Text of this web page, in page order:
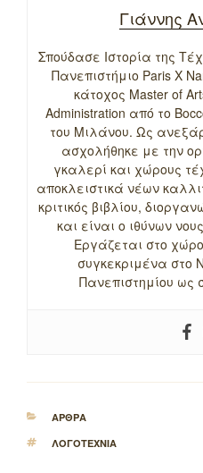
Γιάννης
Σπούδασε Ιστορία της
Πανεπιστήμιο Paris X
κάτοχος Master of
Administration από το
του Μιλάνου. Ως
ασχολήθηκε με την
γκαλερί και χώρους
αποκλειστικά νέων
κριτικός βιβλίου,
και είναι ο ιθύνων
Εργάζεται στο χώρο
συγκεκριμένα στο
Πανεπιστημίου ως
ΚΑΤΗΓΟΡΙΕΣ
ΑΡΘΡΑ
ΕΤΙΚΕΤΕΣ
ΛΟΓΟΤΕΧΝΙΑ